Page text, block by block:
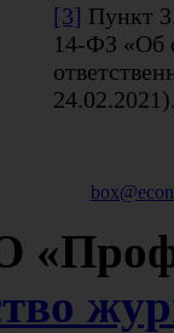
[3] Пункт
14-ФЗ «Об
24.02.2021).